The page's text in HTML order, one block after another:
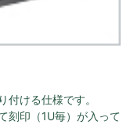
ける仕様です。
刻印（1U毎）が入って